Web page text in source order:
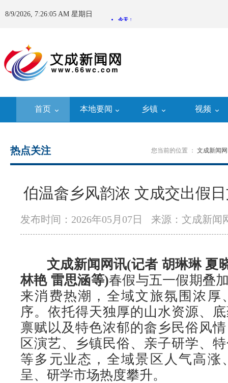
8/9/2026, 7:26:09 AM 星期日
首页 本地要闻 乡镇 视频
您当前的位置 ： 文成新闻网
热点关注
伯温畲乡风韵浓 文成交出假
发布时间：2026年05月07日 来源：文成新闻
文成新闻网讯(记者 胡琳琳 夏
林艳 雷思涵等)春假与五一假期叠
来消费热潮，全域文旅氛围浓厚
序。依托得天独厚的山水资源、
禀赋以及特色浓郁的畲乡民俗风
区演艺、乡镇民俗、亲子研学、
等多元业态，全域景区人气高涨
呈、研学市场热度攀升。